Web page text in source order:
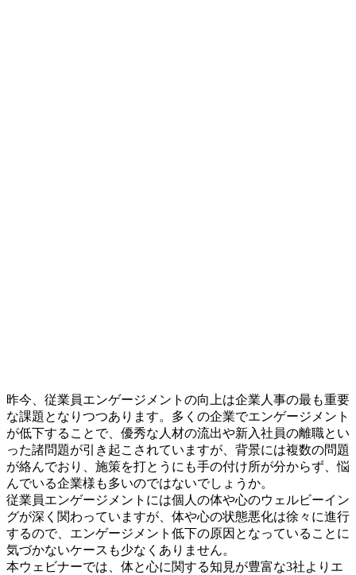
昨今、従業員エンゲージメントの向上は企業人事の最も重要
な課題となりつつあります。多くの企業でエンゲージメント
が低下することで、優秀な人材の流出や新入社員の離職とい
った諸問題が引き起こされていますが、背景には複数の問題
が絡んでおり、施策を打とうにも手の付け所が分からず、悩
んでいる企業様も多いのではないでしょうか。
従業員エンゲージメントには個人の体や心のウェルビーイン
グが深く関わっていますが、体や心の状態悪化は徐々に進行
するので、エンゲージメント低下の原因となっていることに
気づかないケースも少なくありません。
本ウェビナーでは、体と心に関する知見が豊富な3社よりエ